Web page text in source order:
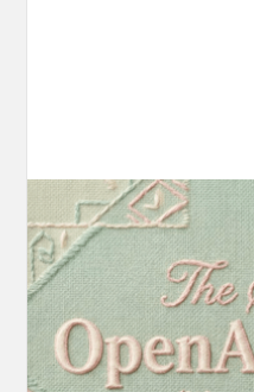
Introducing
Without the Chaos
Every tool you need,
fundamentally
creation experience
moves as fast as
March 20, 2026